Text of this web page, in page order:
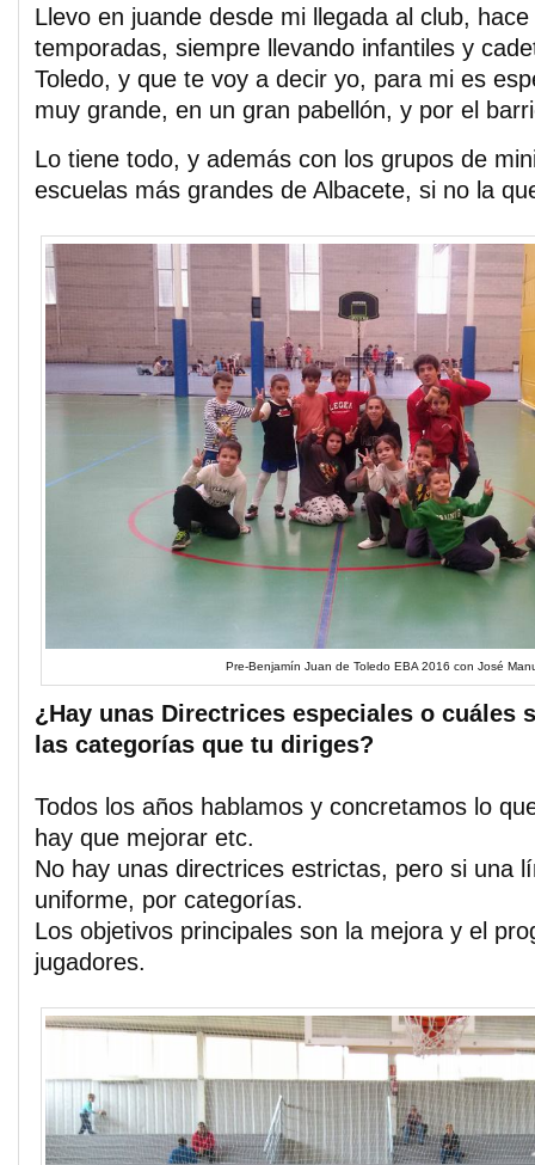
Llevo en juande desde mi llegada al club,
temporadas, siempre llevando infantiles y
Toledo, y que te voy a decir yo, para mi es
muy grande, en un gran pabellón, y por el
Lo tiene todo, y además con los grupos de
escuelas más grandes de Albacete, si no la
Pre-Benjamín Juan de Toledo EBA 2016 con José
¿Hay unas Directrices especiales o cuáles
las categorías que tu diriges?
Todos los años hablamos y concretamos lo
hay que mejorar etc.
No hay unas directrices estrictas, pero si una
uniforme, por categorías.
Los objetivos principales son la mejora y el
jugadores.